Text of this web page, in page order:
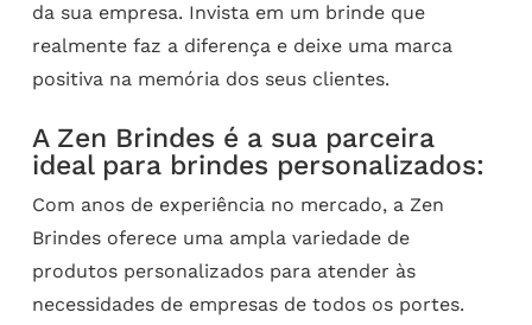
da sua empresa. Invista em um brinde que
realmente faz a diferença e deixe uma marca
positiva na memória dos seus clientes.
A Zen Brindes é a sua parceira
ideal para brindes personalizados:
Com anos de experiência no mercado, a Zen
Brindes oferece uma ampla variedade de
produtos personalizados para atender às
necessidades de empresas de todos os portes.